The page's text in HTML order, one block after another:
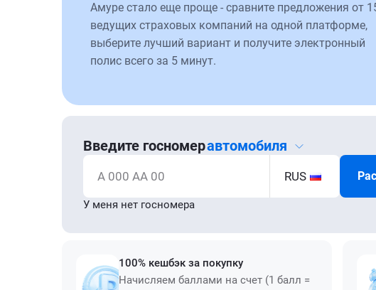
Амуре стало еще проще - сравните предложения от
ведущих страховых компаний на одной платформе,
выберите лучший вариант и получите электронный
полис всего за 5 минут.
Введите госномеравтомобиля
А 000 АА 00 RUS
У меня нет госномера
100% кешбэк за покупку
Начисляем баллами на счет (1 балл =